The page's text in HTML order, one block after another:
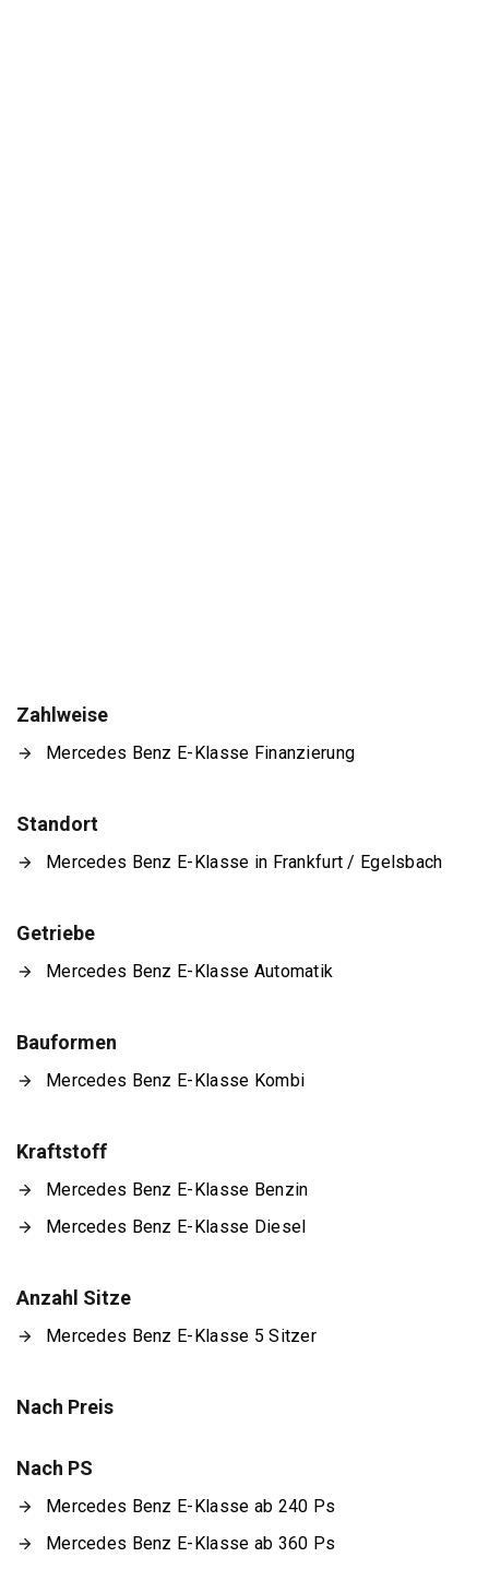
Zahlweise
Mercedes Benz E-Klasse Finanzierung
Standort
Mercedes Benz E-Klasse in Frankfurt / Egelsbach
Getriebe
Mercedes Benz E-Klasse Automatik
Bauformen
Mercedes Benz E-Klasse Kombi
Kraftstoff
Mercedes Benz E-Klasse Benzin
Mercedes Benz E-Klasse Diesel
Anzahl Sitze
Mercedes Benz E-Klasse 5 Sitzer
Nach Preis
Nach PS
Mercedes Benz E-Klasse ab 240 Ps
Mercedes Benz E-Klasse ab 360 Ps